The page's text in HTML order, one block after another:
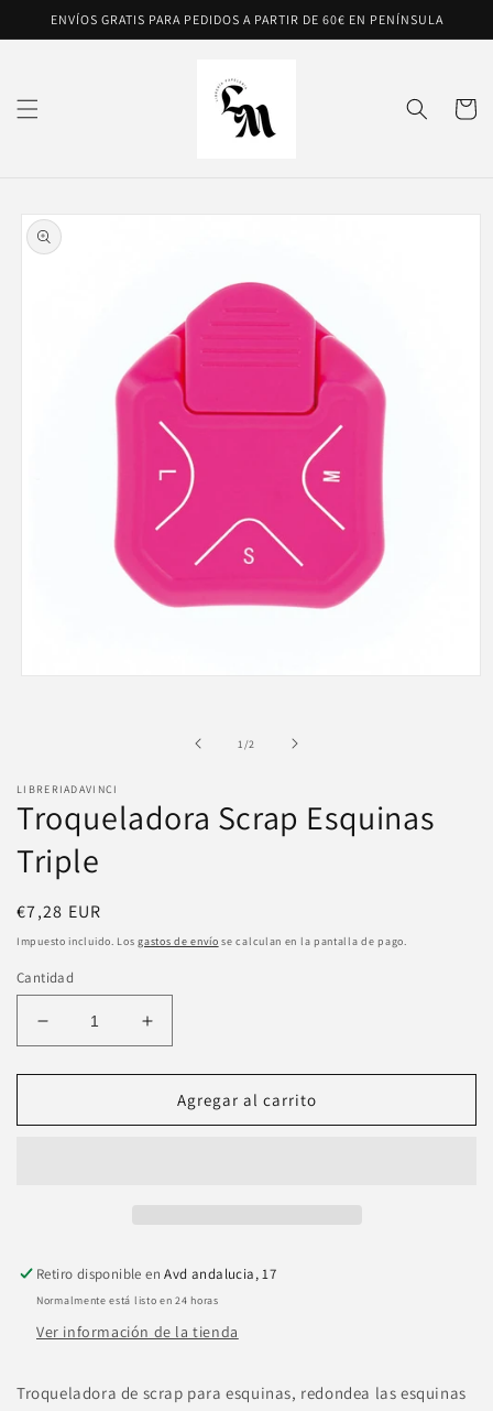
directamente
al contenido
ENVÍOS GRATIS PARA PEDIDOS A PARTIR DE 60€ EN PENÍNSULA
Carrito
directamente
a la
información
ventana
1 /de2
LIBRERIADAVINCI
Troqueladora Scrap Esquinas
Triple
Precio
habitual
€7,28 EUR
Impuesto incluido. Losgastos de envío se calculan en la pantalla de pago.
Cantidad
Reducir
cantidad
para
Scrap
Aumentar
cantidad
para
Troqueladora
Scrap
Agregar al carrito
Retiro disponible enAvd andalucia, 17
Normalmente está listo en 24 horas
Ver información de la tienda
Troqueladora de scrap para esquinas, redondea las esquinas